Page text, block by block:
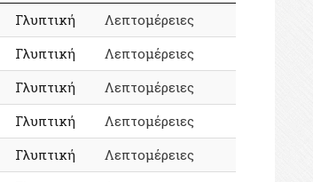
Γλυπτική
Λεπτομέρειες
Γλυπτική
Λεπτομέρειες
Γλυπτική
Λεπτομέρειες
Γλυπτική
Λεπτομέρειες
Γλυπτική
Λεπτομέρειες